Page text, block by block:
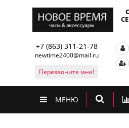
+7 (863) 311-21-78
newtime2400@mail.ru
Перезвоните мне!
МЕНЮ